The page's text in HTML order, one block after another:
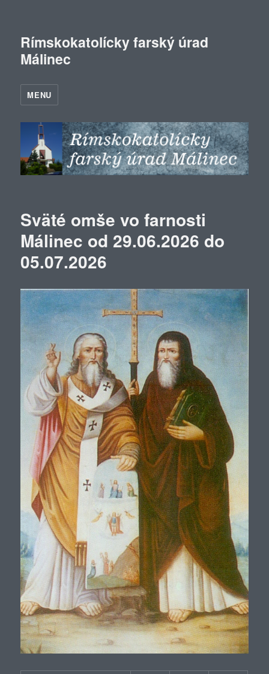
Rímskokatolícky farský úrad
Málinec
MENU
Sväté omše vo farnosti
Málinec od 29.06.2026 do
05.07.2026